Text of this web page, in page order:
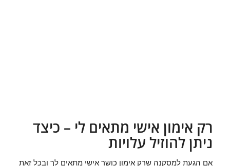
רק אימון אישי מתאים לי – כיצד
ניתן להוזיל עלויות
אם הגעת למסקנה שרק אימון כושר אישי מתאים לך ובכל זאת